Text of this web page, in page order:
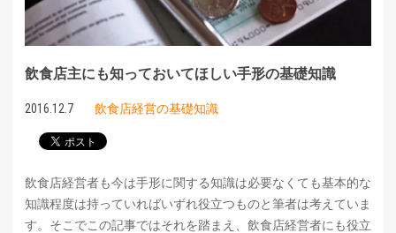
飲食店主にも知っておいてほしい手形の基礎知識
2016.12.7 飲食店経営の基礎知識
飲食店経営者も今は手形に関する知識は必要なくても基本的な
知識程度は持っていればいずれ役立つものと筆者は考えていま
す。そこでこの記事ではそれを踏まえ、飲食店経営者にも役立